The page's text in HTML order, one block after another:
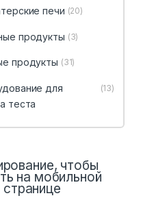
печи (20)
продукты (3)
продукты (31)
для
теста
(13)
чтобы
на мобильной
странице